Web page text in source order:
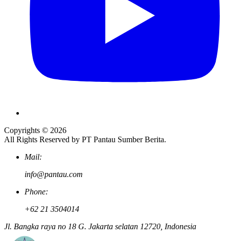
Copyrights © 2026
All Rights Reserved by PT Pantau Sumber Berita.
Mail:
info@pantau.com
Phone:
+62 21 3504014
Jl. Bangka raya no 18 G. Jakarta selatan 12720, Indonesia